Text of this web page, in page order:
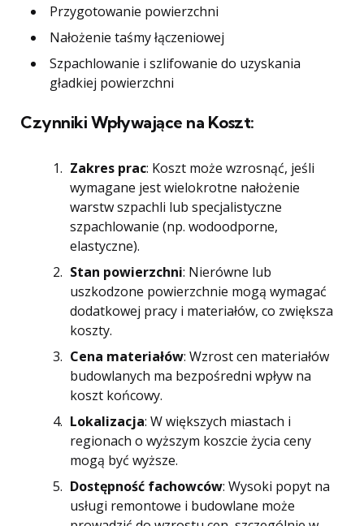
Przygotowanie powierzchni
Nałożenie taśmy łączeniowej
Szpachlowanie i szlifowanie do uzyskania
gładkiej powierzchni
Czynniki Wpływające na Koszt:
Zakres prac: Koszt może wzrosnąć, jeśli
wymagane jest wielokrotne nałożenie
warstw szpachli lub specjalistyczne
szpachlowanie (np. wodoodporne,
elastyczne).
Stan powierzchni: Nierówne lub
uszkodzone powierzchnie mogą wymagać
dodatkowej pracy i materiałów, co zwiększa
koszty.
Cena materiałów: Wzrost cen materiałów
budowlanych ma bezpośredni wpływ na
koszt końcowy.
Lokalizacja: W większych miastach i
regionach o wyższym koszcie życia ceny
mogą być wyższe.
Dostępność fachowców: Wysoki popyt na
usługi remontowe i budowlane może